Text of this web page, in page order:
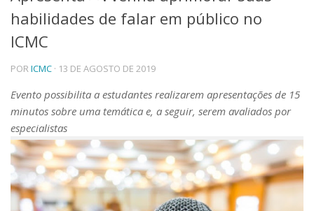
Telefones e Mapas
Pessoas
Ensino
Graduação
Educação a distância
Cursos de Extensão
Pesquisa e Inovação
Linhas de Pesquisa
Centros, Núcleos e Projetos em Rede
Pós-doutorado
Iniciação Científica
habilidades de falar em público no
ICMC
PORICMC · 13 DE AGOSTO DE 2019
Evento possibilita a estudantes realizarem apresentações de 15
minutos sobre uma temática e, a seguir, serem avaliados por
especialistas